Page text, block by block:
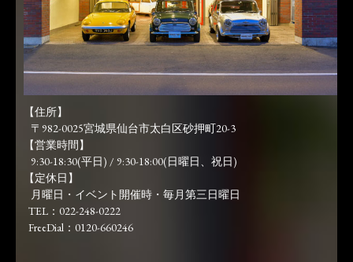
【住所】
〒982-0025宮城県仙台市太白区砂押町20-3
【営業時間】
9:30-18:30(平日) / 9:30-18:00(日曜日、祝日)
【定休日】
月曜日・イベント開催時・毎月第三日曜日
TEL：022-248-0222
FreeDial：0120-660246